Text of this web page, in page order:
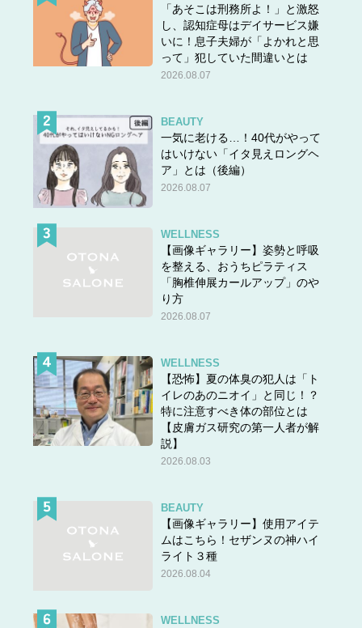
「あそこは刑務所よ！」と激怒
し、認知症母はデイサービス嫌
いに！息子夫婦が「よかれと思
って」犯していた間違いとは
2026.08.07
BEAUTY
一気に老ける…！40代がやって
はいけない「イタ見えロングヘ
ア」とは（後編）
2026.08.07
WELLNESS
【画像ギャラリー】姿勢と呼吸
を整える、おうちピラティス
「胸椎伸展カールアップ」のや
り方
2026.08.07
WELLNESS
【恐怖】夏の体臭の犯人は「ト
イレのあのニオイ」と同じ！？
特に注意すべき体の部位とは
【皮膚ガス研究の第一人者が解
説】
2026.08.03
BEAUTY
【画像ギャラリー】使用アイテ
ムはこちら！セザンヌの神ハイ
ライト３種
2026.08.04
WELLNESS